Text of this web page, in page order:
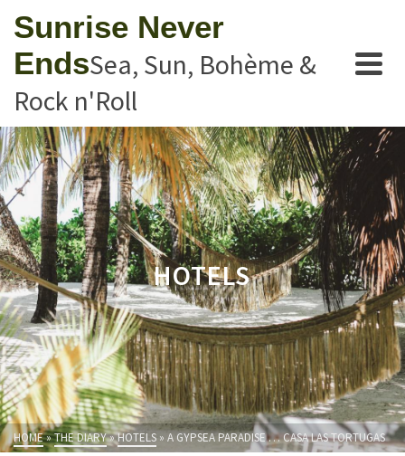
Sunrise Never
EndsSea, Sun, Bohème &
Rock n'Roll
HOTELS
HOME»THE DIARY»HOTELS » A GYPSEA PARADISE … CASA LAS TORTUGAS